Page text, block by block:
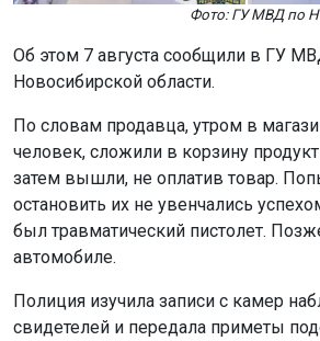
Фото: ГУ МВД по
Об этом 7 августа сообщили в ГУ
Новосибирской области.
По словам продавца, утром в
человек, сложили в корзину
затем вышли, не оплатив товар.
остановить их не увенчались
был травматический пистолет.
автомобиле.
Полиция изучила записи с камер
свидетелей и передала приметы